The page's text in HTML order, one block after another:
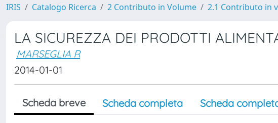
IRIS Catalogo Ricerca 2 Contributo in Volume 2.1 Contributo in
LA SICUREZZA DEI PRODOTTI
MARSEGLIA R
2014-01-01
Scheda breve Scheda completa Scheda